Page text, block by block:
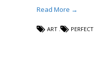
Read More →
ART PERFECT